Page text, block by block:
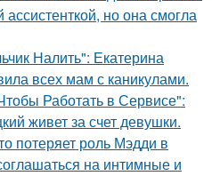
но она смогла
Налить": Екатерина
всех мам с каникулами.
Работать в Сервисе":
живет за счет девушки.
потеряет роль Мэдди в
на интимные и